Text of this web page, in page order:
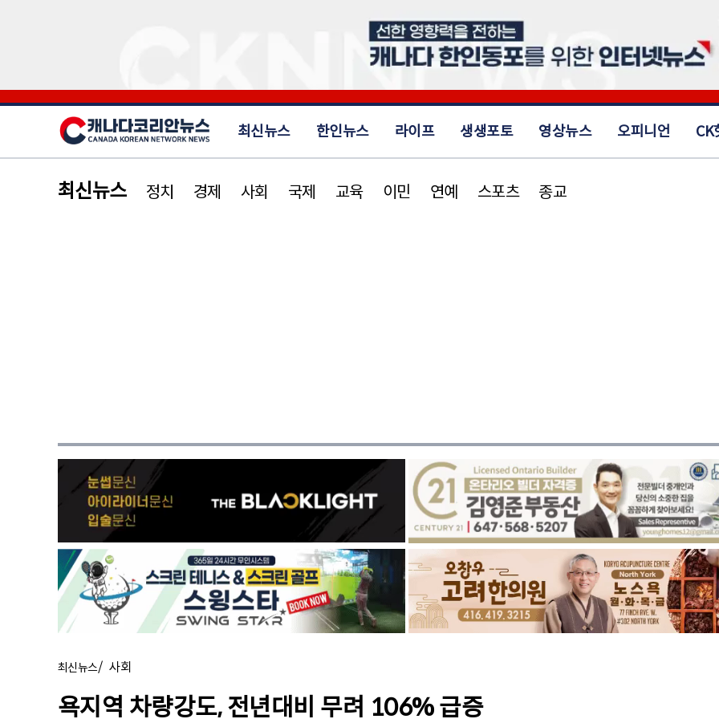
최신뉴스 한인뉴스 라이프 생생포토 영상뉴스 오피니언 CK
최신뉴스 정치 경제 사회 국제 교육 이민 연예 스포츠 종교
최신뉴스/ 사회
욕지역 차량강도, 전년대비 무려 106% 급증